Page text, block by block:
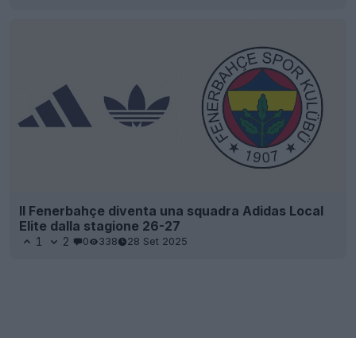
Il Fenerbahçe diventa una squadra Adidas Local
Elite dalla stagione 26-27
1 2 0 338 28 Set 2025